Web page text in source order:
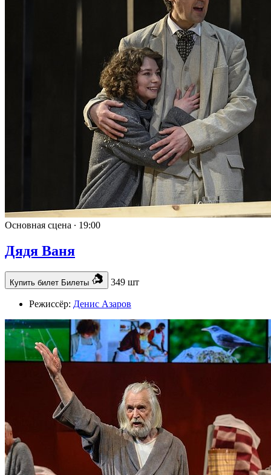
Основная сцена ∙ 19:00
Дядя Ваня
Купить билет Билеты 349 шт
Режиссёр: Денис Азаров